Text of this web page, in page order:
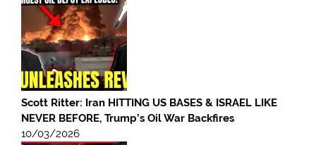
Scott Ritter: Iran HITTING US BASES & ISRAEL LIKE
NEVER BEFORE, Trump’s Oil War Backfires
10/03/2026